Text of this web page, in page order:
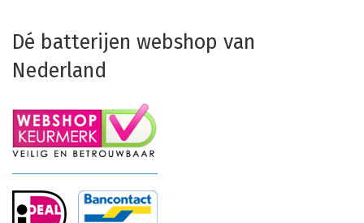
Dé batterijen webshop van
Nederland